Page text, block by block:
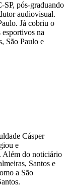
pós-graduando
audiovisual.
Já cobriu o
esportivos na
São Paulo e
Cásper
e
Além do noticiário
Santos e
a São